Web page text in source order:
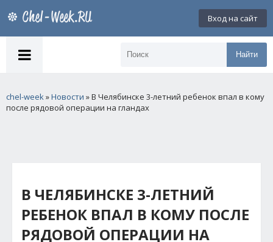
Вход на сайт
Найти
chel-week»Новости » В Челябинске 3-летний ребенок впал в кому
после рядовой операции на гландах
В ЧЕЛЯБИНСКЕ 3-ЛЕТНИЙ
РЕБЕНОК ВПАЛ В КОМУ ПОСЛЕ
РЯДОВОЙ ОПЕРАЦИИ НА